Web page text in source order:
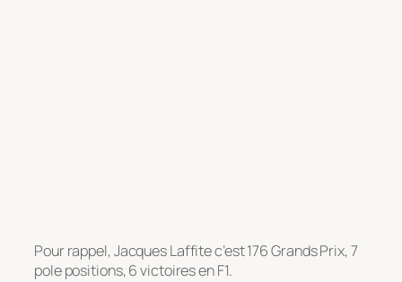
Pour rappel, Jacques Laffite c’est 176 Grands Prix, 7
pole positions, 6 victoires en F1.